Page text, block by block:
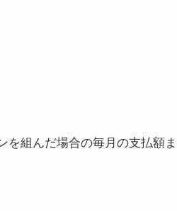
組んだ場合の毎月の支払額